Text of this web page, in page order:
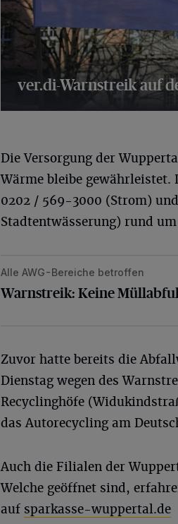
ver.di-Warnstreik auf
Die Versorgung der
Wärme bleibe
0202 / 569-3000 (Strom)
Stadtentwässerung) rund
Warnstreik: Keine Müllabfuhr am
Alle AWG-Bereiche betroffen
Warnstreik: Keine
Zuvor hatte bereits die
Dienstag wegen des
Recyclinghöfe
das Autorecycling am
Auch die Filialen der
Welche geöffnet sind,
auf sparkasse-wuppertal.de